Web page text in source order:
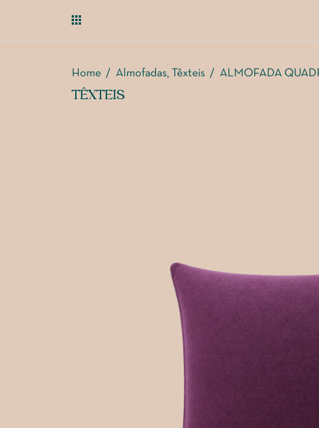
Home / Almofadas, Têxteis / ALMOFADA
TÊXTEIS